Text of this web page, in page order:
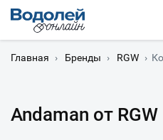
Главная › Бренды › RGW ›
Andaman от RGW